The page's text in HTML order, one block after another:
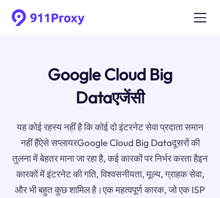
Google Cloud Big
Dataएजेंसी
यह कोई रहस्य नहीं है कि कोई दो इंटरनेट सेवा प्रदाता समान
नहीं हैंऐसे सप्लायरGoogle Cloud Big Dataदूसरों की
तुलना में बेहतर माना जा रहा है, कई कारकों पर निर्भर करता हैइन
कारकों में इंटरनेट की गति, विश्वसनीयता, मूल्य, ग्राहक सेवा,
और भी बहुत कुछ शामिल है।एक महत्वपूर्ण कारक, जो एक ISP